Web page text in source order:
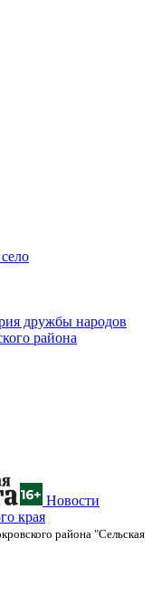
дружбы народов
района
Новости
края
района "Сельская